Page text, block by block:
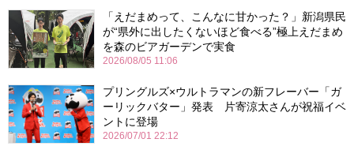
「えだまめって、こんなに甘かった？」新潟県民
が“県外に出したくないほど食べる”極上えだまめ
を森のビアガーデンで実食
2026/08/05 11:06
プリングルズ×ウルトラマンの新フレーバー「ガ
ーリックバター」発表 片寄涼太さんが祝福イベ
ントに登場
2026/07/01 22:12